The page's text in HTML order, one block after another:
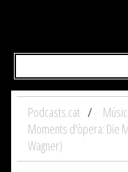
Podcasts.cat
Moments d'òpera: Die
Wagner)